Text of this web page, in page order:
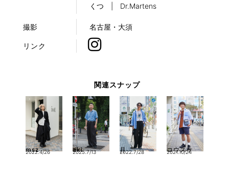
くつ | Dr.Martens
撮影 名古屋・大須
リンク
関連スナップ
msz
2022.4/26 aki
2025.7/13 月
2022.7/28 コウスケ
2021.10/24